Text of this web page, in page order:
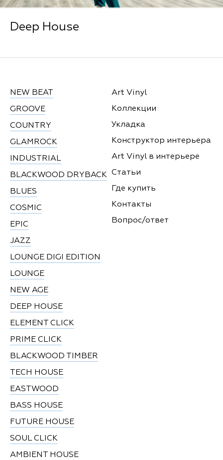
Deep House
NEW BEAT
GROOVE
COUNTRY
GLAMROCK
INDUSTRIAL
BLACKWOOD DRYBACK
BLUES
COSMIC
EPIC
JAZZ
LOUNGE DIGI EDITION
LOUNGE
NEW AGE
DEEP HOUSE
ELEMENT CLICK
PRIME CLICK
BLACKWOOD TIMBER
TECH HOUSE
EASTWOOD
BASS HOUSE
FUTURE HOUSE
SOUL CLICK
AMBIENT HOUSE
Art Vinyl
Коллекции
Укладка
Конструктор интерьера
Art Vinyl в интерьере
Статьи
Где купить
Контакты
Вопрос/ответ